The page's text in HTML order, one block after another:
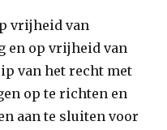
vrijheid van
en op vrijheid van
van het recht met
op te richten en
aan te sluiten voor